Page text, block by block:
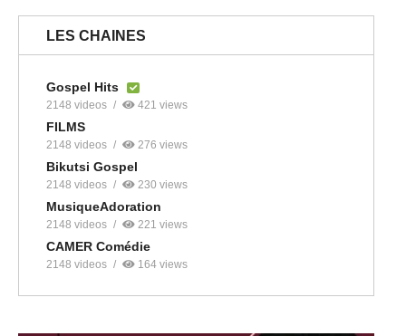
LES CHAINES
Gospel Hits
2148 videos 421 views
FILMS
2148 videos 276 views
Bikutsi Gospel
2148 videos 230 views
MusiqueAdoration
2148 videos 221 views
CAMER Comédie
2148 videos 164 views